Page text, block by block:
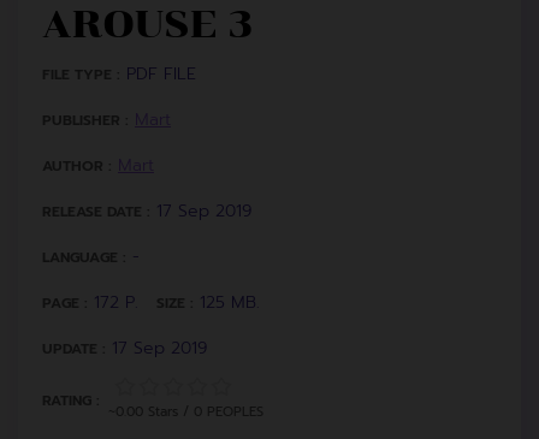
AROUSE 3
FILE TYPE : PDF FILE
PUBLISHER :
AUTHOR :
RELEASE DATE : 17 Sep 2019
LANGUAGE : -
PAGE : 172 P. SIZE : 125 MB.
UPDATE : 17 Sep 2019
RATING :
~0.00 Stars / 0 PEOPLES